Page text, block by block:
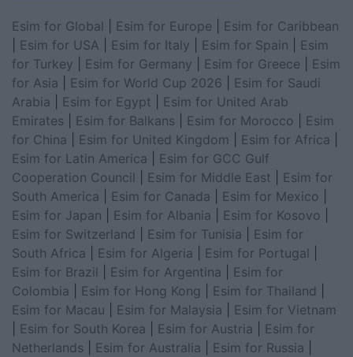
Esim for Global Esim for Europe
Esim for Caribbean
Esim for USA Esim for Italy Esim for Spain
Esim
for Turkey
Esim for Germany Esim for Greece
Esim
for Asia
Esim for World Cup 2026
Esim for Saudi
Arabia
Esim for Egypt
Esim for United Arab
Emirates
Esim for Balkans Esim for Morocco
Esim
for China
Esim for United Kingdom Esim for Africa
Esim for Latin America
Esim for GCC Gulf
Cooperation Council
Esim for Middle East
Esim for
South America
Esim for Canada Esim for Mexico
Esim for Japan
Esim for Albania Esim for Kosovo
Esim for Switzerland
Esim for Tunisia
Esim for
South Africa
Esim for Algeria Esim for Portugal
Esim for Brazil
Esim for Argentina
Esim for
Colombia
Esim for Hong Kong Esim for Thailand
Esim for Macau
Esim for Malaysia
Esim for Vietnam
Esim for South Korea Esim for Austria
Esim for
Netherlands
Esim for Australia Esim for Russia